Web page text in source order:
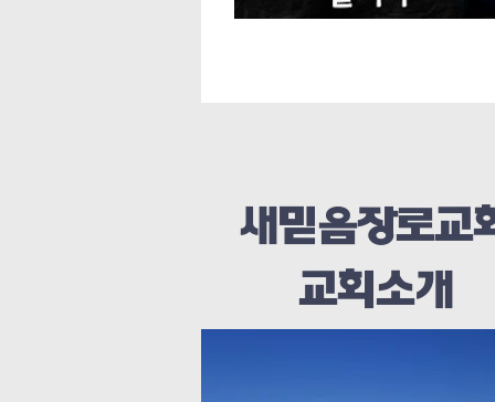
새믿음장로교
교회소개